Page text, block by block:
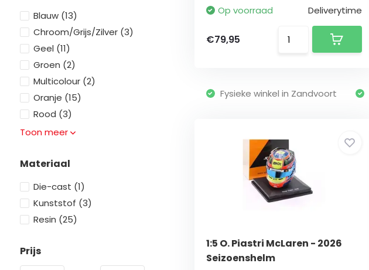
Blauw (13)
Chroom/Grijs/Zilver (3)
Geel (11)
Groen (2)
Multicolour (2)
Oranje (15)
Rood (3)
Toon meer
Materiaal
Die-cast (1)
Kunststof (3)
Resin (25)
Prijs
Op voorraad Deliverytime
€79,95
Fysieke winkel in Zandvoort
1:5 O. Piastri McLaren - 2026
Seizoenshelm